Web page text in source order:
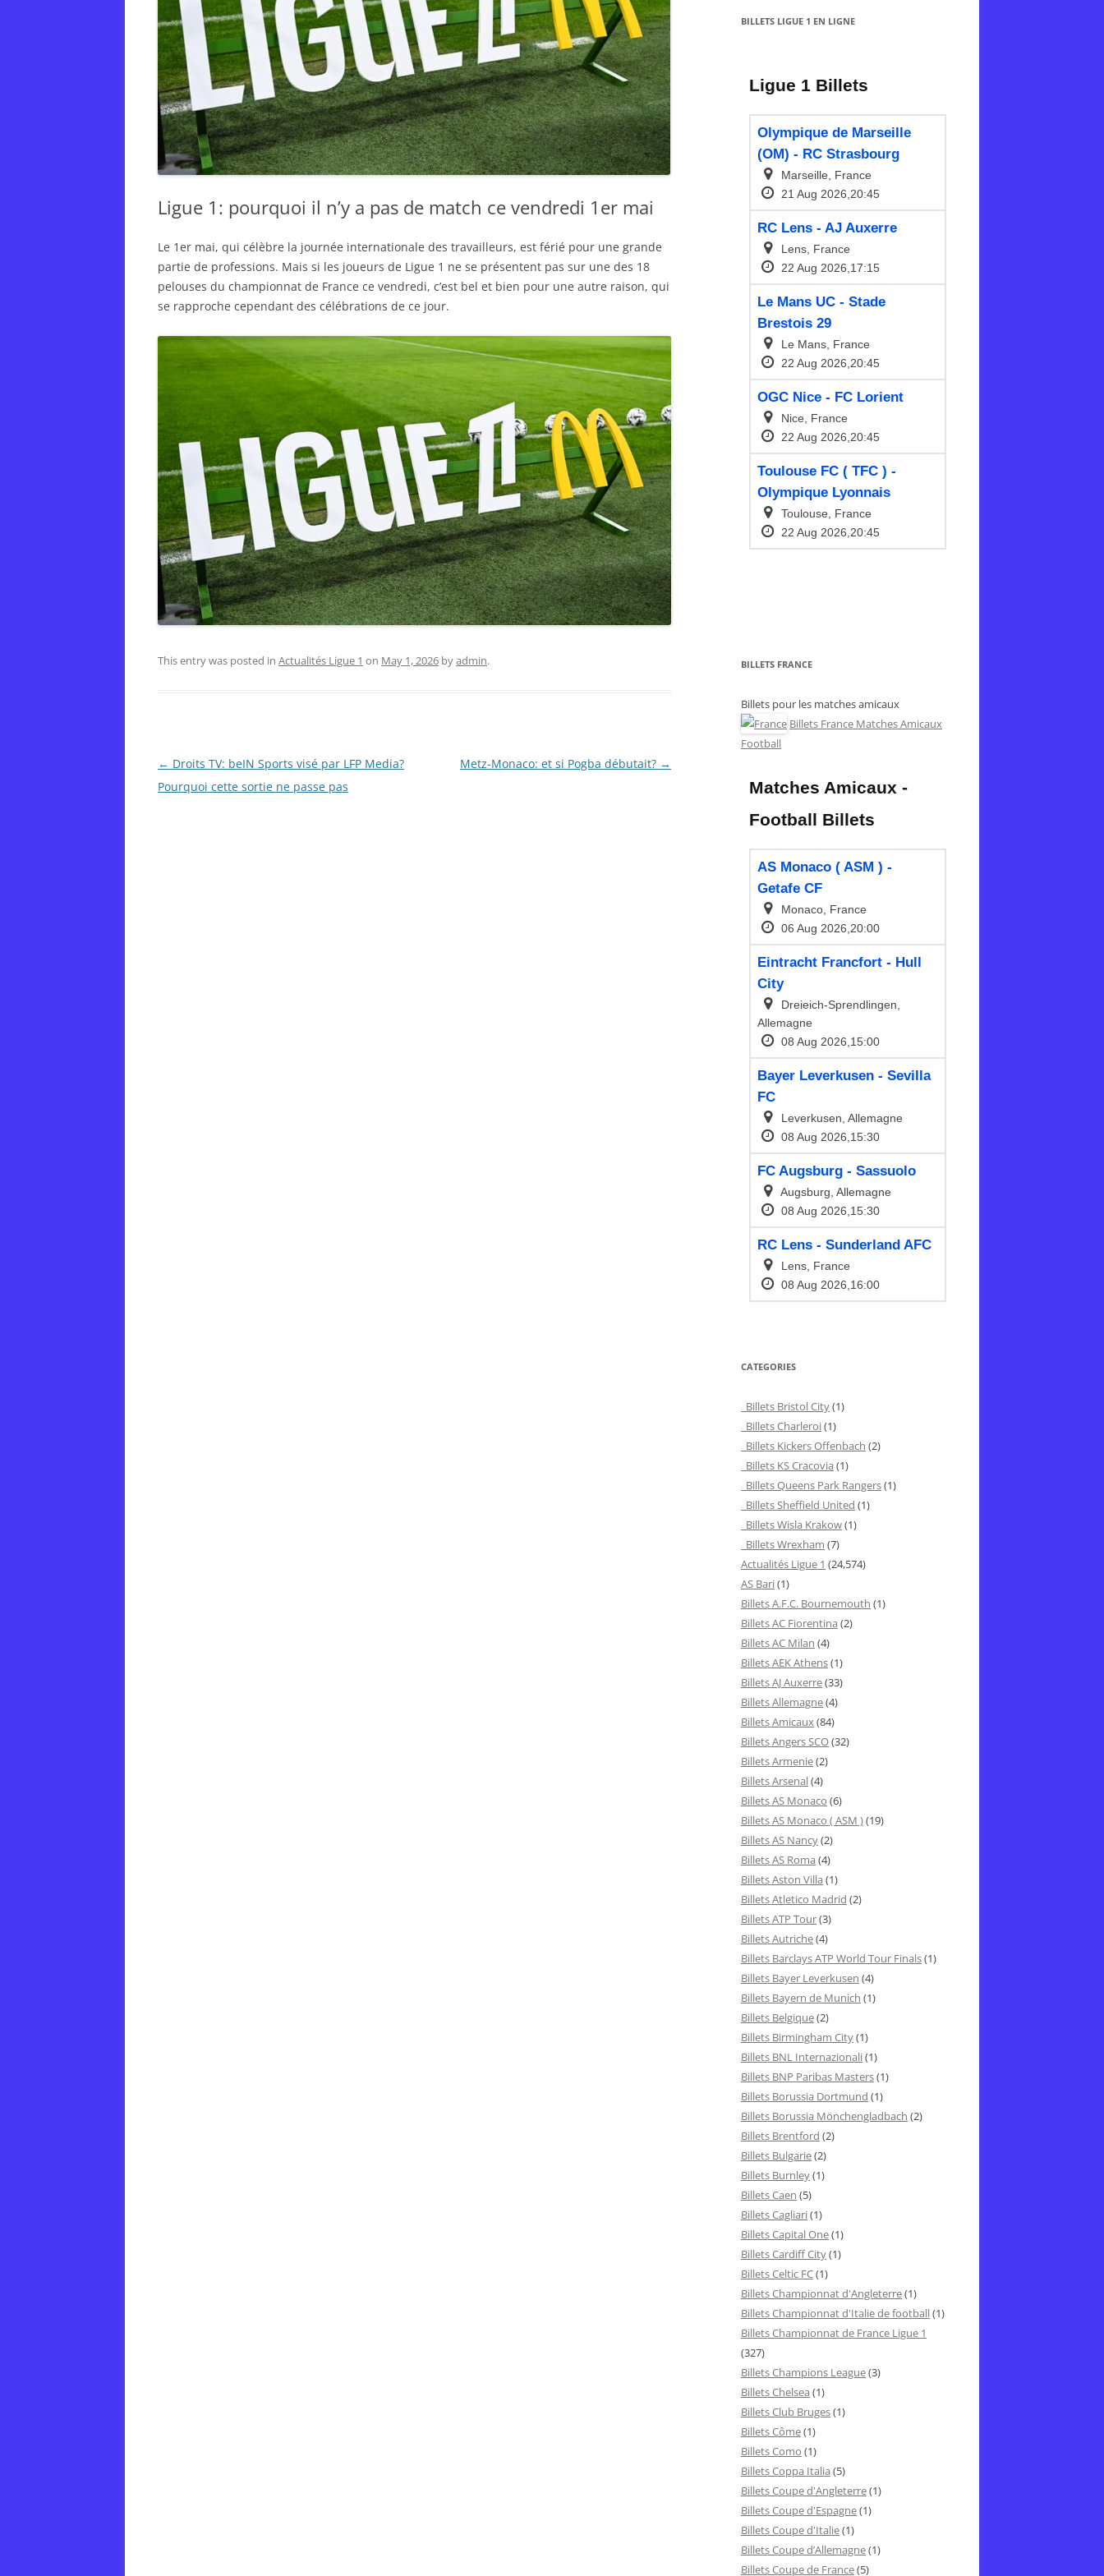
Ligue 1: pourquoi il n’y a pas de match ce vendredi 1er mai
Le 1er mai, qui célèbre la journée internationale des travailleurs, est férié pour une grande
partie de professions. Mais si les joueurs de Ligue 1 ne se présentent pas sur une des 18
pelouses du championnat de France ce vendredi, c’est bel et bien pour une autre raison, qui
se rapproche cependant des célébrations de ce jour.
This entry was posted in Actualités Ligue 1 on May 1, 2026 byadmin.
Post
navigation
← Droits TV: beIN Sports visé par LFP Media?
Pourquoi cette sortie ne passe pas
Metz-Monaco: et si Pogba débutait? →
BILLETS LIGUE 1 EN LIGNE
BILLETS FRANCE
Billets pour les matches amicaux
Billets France Matches Amicaux
Football
CATEGORIES
Billets Bristol City(1)
Billets Charleroi(1)
Billets Kickers Offenbach (2)
Billets KS Cracovia (1)
Billets Queens Park Rangers(1)
Billets Sheffield United (1)
Billets Wisla Krakow(1)
Billets Wrexham (7)
Actualités Ligue 1 (24,574)
AS Bari(1)
Billets A.F.C. Bournemouth (1)
Billets AC Fiorentina (2)
Billets AC Milan (4)
Billets AEK Athens(1)
Billets AJ Auxerre(33)
Billets Allemagne(4)
Billets Amicaux(84)
Billets Angers SCO(32)
Billets Armenie(2)
Billets Arsenal(4)
Billets AS Monaco (6)
Billets AS Monaco ( ASM )(19)
Billets AS Nancy(2)
Billets AS Roma (4)
Billets Aston Villa (1)
Billets Atletico Madrid (2)
Billets ATP Tour(3)
Billets Autriche(4)
Billets Barclays ATP World Tour Finals(1)
Billets Bayer Leverkusen (4)
Billets Bayern de Munich (1)
Billets Belgique(2)
Billets Birmingham City(1)
Billets BNL Internazionali(1)
Billets BNP Paribas Masters(1)
Billets Borussia Dortmund (1)
Billets Borussia Mönchengladbach (2)
Billets Brentford (2)
Billets Bulgarie(2)
Billets Burnley(1)
Billets Caen (5)
Billets Cagliari(1)
Billets Capital One(1)
Billets Cardiff City(1)
Billets Celtic FC(1)
Billets Championnat d'Angleterre(1)
Billets Championnat d'Italie de football(1)
Billets Championnat de France Ligue 1
(327)
Billets Champions League(3)
Billets Chelsea (1)
Billets Club Bruges(1)
Billets Côme(1)
Billets Como (1)
Billets Coppa Italia (5)
Billets Coupe d'Angleterre(1)
Billets Coupe d'Espagne(1)
Billets Coupe d'Italie(1)
Billets Coupe d’Allemagne(1)
Billets Coupe de France(5)